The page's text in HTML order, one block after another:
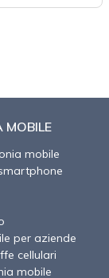
MOBILE
mobile
per aziende
cellulari
mobile